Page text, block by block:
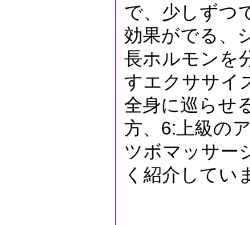
で、少しずつ
効果がでる、
長ホルモンを
すエクササイ
全身に巡らせ
方、6:上級の
ツボマッサー
く紹介してい